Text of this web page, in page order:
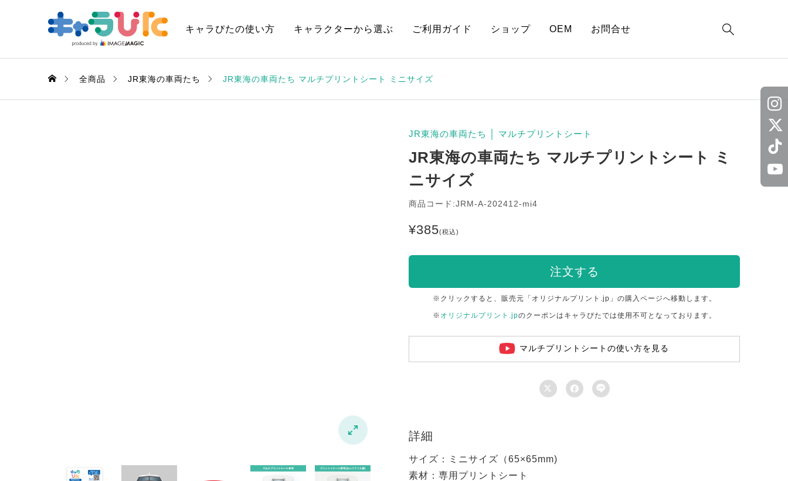
キャラぴたの使い方 キャラクターから選ぶ ご利用ガイド ショップ OEM お問合せ 
全商品 JR東海の車両たち JR東海の車両たち マルチプリントシート ミニサイズ

JR東海の車両たち マルチプリントシート
JR東海の車両たち マルチプリントシート ミ
ニサイズ
商品コード:JRM-A-202412-mi4
¥385(税込)
注文する
※クリックすると、販売元「オリジナルプリント.jp」の購入ページへ移動します。
※ オリジナルプリント.jpのクーポンはキャラぴたでは使用不可となっております。
マルチプリントシートの使い方を見る
  
詳細
サイズ：ミニサイズ（65×65mm)
素材：専用プリントシート